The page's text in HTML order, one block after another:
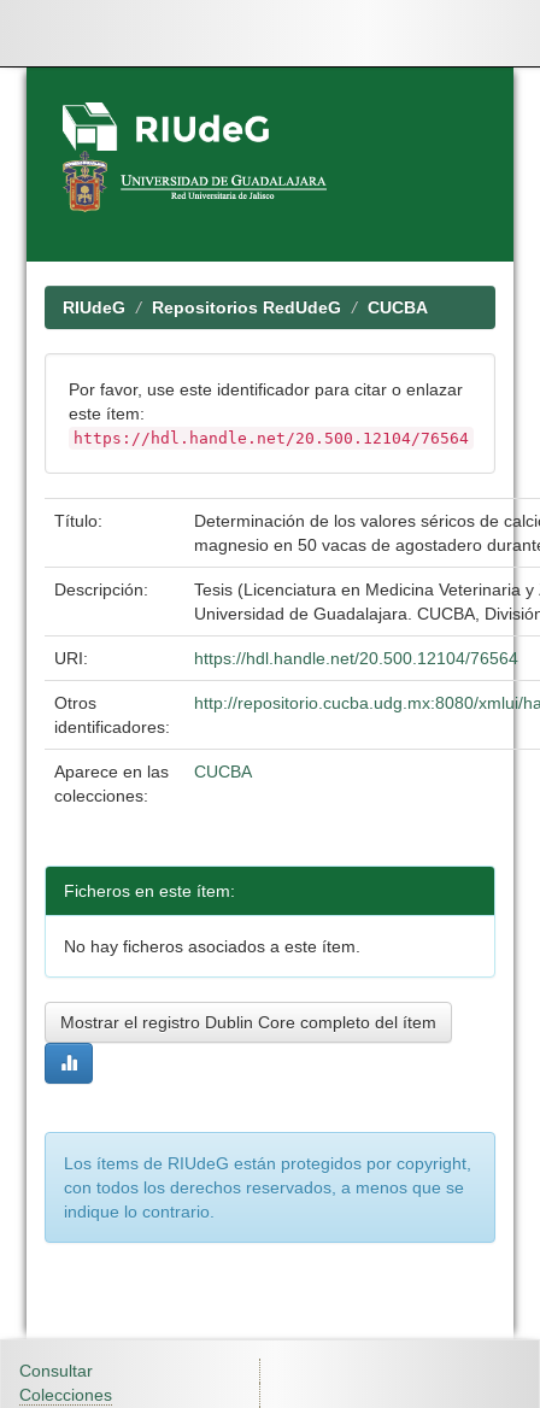
Skip
navigation
RIUdeG Repositorios RedUdeG CUCBA
Por favor, use este identificador para citar o enlazar
este ítem:
https://hdl.handle.net/20.500.12104/76564
Título:
Determinación de los valores séricos de
magnesio en 50 vacas de agostadero
Descripción:
Tesis (Licenciatura en Medicina Veterinaria
Universidad de Guadalajara. CUCBA,
URI: https://hdl.handle.net/20.500.12104/76564
Otros
identificadores:
http://repositorio.cucba.udg.mx:8080/xmlui/
Aparece en las
colecciones:
CUCBA
Ficheros en este ítem:
No hay ficheros asociados a este ítem.
Mostrar el registro Dublin Core completo del ítem
Los ítems de RIUdeG están protegidos por copyright,
con todos los derechos reservados, a menos que se
indique lo contrario.
Consultar
Colecciones